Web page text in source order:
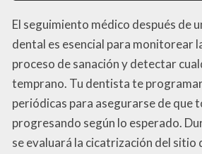
El seguimiento médico después de
dental es esencial para monitorear
proceso de sanación y detectar
temprano. Tu dentista te
periódicas para asegurarse de que
progresando según lo esperado.
se evaluará la cicatrización del sitio